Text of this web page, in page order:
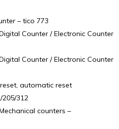
– tico 773
Counter / Electronic Counter
Counter / Electronic Counter
automatic reset
205/312
counters –